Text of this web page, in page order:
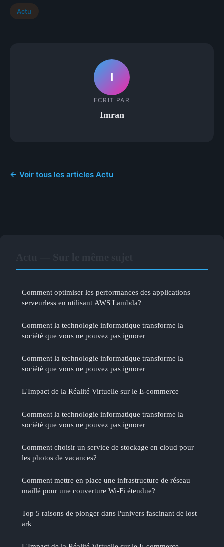
Actu
I
ECRIT PAR
Imran
← Voir tous les articles Actu
Comment optimiser les performances des applications
serveurless en utilisant AWS Lambda?
Comment la technologie informatique transforme la
société que vous ne pouvez pas ignorer
Comment la technologie informatique transforme la
société que vous ne pouvez pas ignorer
L'Impact de la Réalité Virtuelle sur le E-commerce
Comment la technologie informatique transforme la
société que vous ne pouvez pas ignorer
Comment choisir un service de stockage en cloud pour
les photos de vacances?
Comment mettre en place une infrastructure de réseau
maillé pour une couverture Wi-Fi étendue?
Top 5 raisons de plonger dans l'univers fascinant de lost
ark